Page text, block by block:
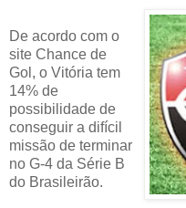
De acordo com o
site Chance de
Gol, o Vitória tem
14% de
possibilidade de
conseguir a difícil
missão de terminar
no G-4 da Série B
do Brasileirão.